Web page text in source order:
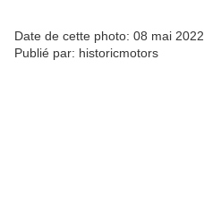
Date de cette photo: 08 mai 2022
Publié par: historicmotors